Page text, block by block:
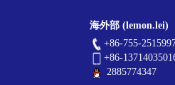
海外部 (lemon.lei)
+86-755-
+86-
2885774347